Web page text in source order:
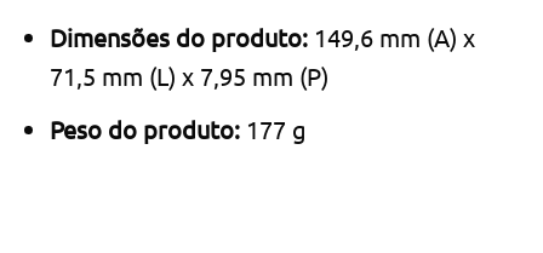
Dimensões do produto: 149,6 mm (A) x
71,5 mm (L) x 7,95 mm (P)
Peso do produto: 177 g